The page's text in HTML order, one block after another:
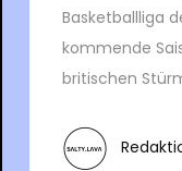
Basketballliga
kommende
britischen